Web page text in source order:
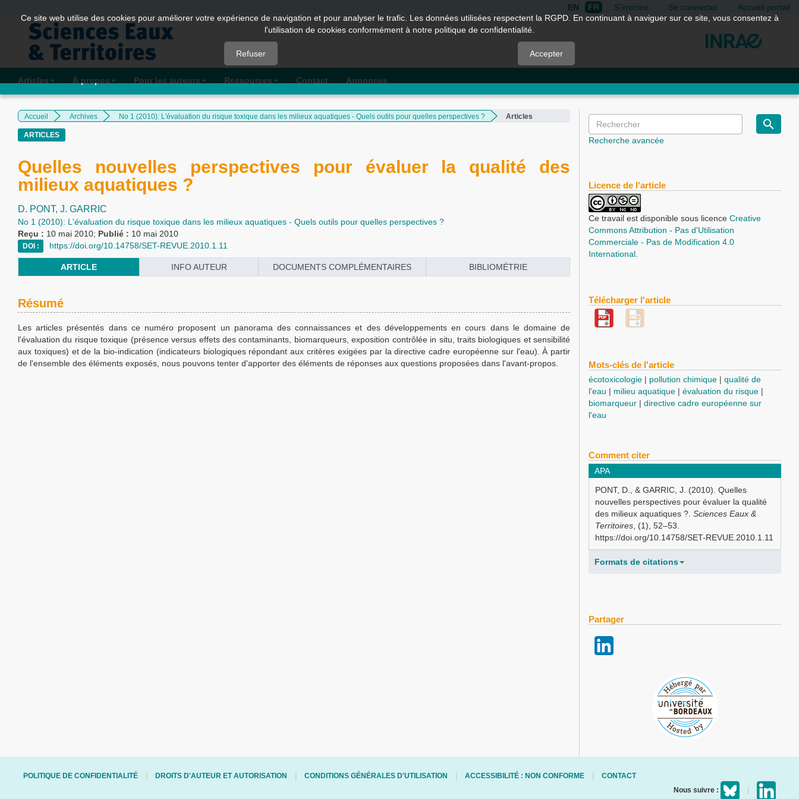
Quick
jump
page
content
Navigation
Main
Content
EN FR S'inscrire Se connecter Accueil portail
Articles À propos Pour les auteurs Ressources Contact Annonces
Accueil Archives No 1 (2010): L'évaluation du risque toxique dans les milieux aquatiques - Quels outils pour quelles perspectives ? Articles
ARTICLES
Quelles nouvelles perspectives pour évaluer la qualité des
milieux aquatiques ?
D. PONT, J. GARRIC
No 1 (2010): L'évaluation du risque toxique dans les milieux aquatiques - Quels outils pour quelles perspectives ?
Reçu : 10 mai 2010; Publié : 10 mai 2010
DOI : https://doi.org/10.14758/SET-REVUE.2010.1.11
ARTICLE INFO AUTEUR DOCUMENTS COMPLÉMENTAIRES BIBLIOMÉTRIE
Résumé
Les articles présentés dans ce numéro proposent un panorama des connaissances et des développements en cours dans le domaine de
l'évaluation du risque toxique (présence versus effets des contaminants, biomarqueurs, exposition contrôlée in situ, traits biologiques et sensibilité
aux toxiques) et de la bio-indication (indicateurs biologiques répondant aux critères exigées par la directive cadre européenne sur l'eau). À partir
de l'ensemble des éléments exposés, nous pouvons tenter d'apporter des éléments de réponses aux questions proposées dans l'avant-propos.
Recherche avancée
Licence de l'article
Ce travail est disponible sous licenceCreative
Commons Attribution - Pas d'Utilisation
Commerciale - Pas de Modification 4.0
International
Télécharger l'article
Mots-clés de l'article
écotoxicologie pollution chimique
qualité de
l'eau
milieu aquatique
évaluation du risque
biomarqueur
directive cadre européenne sur
l'eau
Comment citer
APA
PONT, D., & GARRIC, J. (2010). Quelles
nouvelles perspectives pour évaluer la qualité
des milieux aquatiques ?.Sciences Eaux &
Territoires , (1), 52–53.
https://doi.org/10.14758/SET-REVUE.2010.1.11
Formats de citations
Partager
POLITIQUE DE CONFIDENTIALITÉ DROITS D'AUTEUR ET AUTORISATION CONDITIONS GÉNÉRALES D'UTILISATION ACCESSIBILITÉ : NON CONFORME
CONTACT
Nous suivre :
Ce site web utilise des cookies pour améliorer votre expérience de navigation et pour analyser le trafic. Les données utilisées respectent la RGPD. En continuant à naviguer sur ce site, vous consentez à
l'utilisation de cookies conformément à notre politique de confidentialité.
Refuser Accepter